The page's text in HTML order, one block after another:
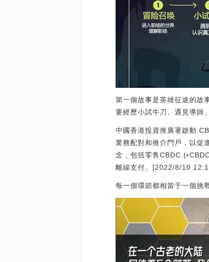
第一個故事是英雄征途的故
要經歷小試牛刀、遇見導師
中國香港投資推廣署啟動
業務配對和推介門戶，以促
念，包括零售CBDC
離線支付。[2022/8/10
每一個環節都相當于一個挑